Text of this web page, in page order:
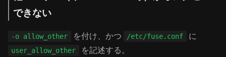
できない
-o allow_other を付け、かつ /etc/fuse.conf に
user_allow_other を記述する。